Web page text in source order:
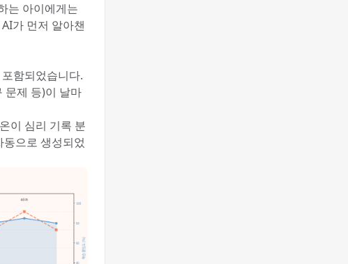
는 아이에게는
가 먼저 알아챈
함되었습니다.
문제 등)이 날마
이 심리 기록 분
으로 생성되었